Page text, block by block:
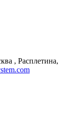
, Расплетина,